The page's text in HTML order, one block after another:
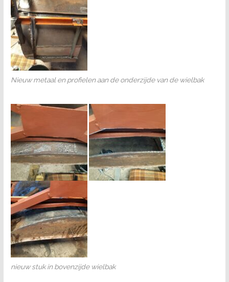
Nieuw metaal en profielen aan de onderzijde van de wielbak
nieuw stuk in bovenzijde wielbak